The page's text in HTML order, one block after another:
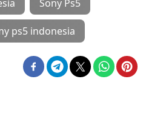
Sony Ps5
ps5 indonesia